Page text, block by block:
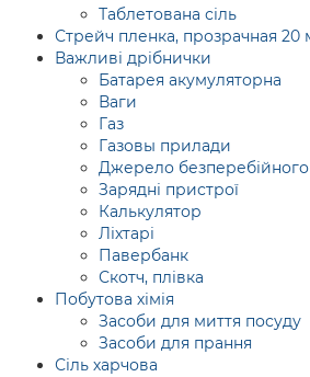
Таблетована сіль
Стрейч пленка, прозрачная 20
Важливі дрібнички
Батарея акумуляторна
Ваги
Газ
Газовы прилади
Джерело
Зарядні пристрої
Калькулятор
Ліхтарі
Павербанк
Скотч, плівка
Побутова хімія
Засоби для миття посуду
Засоби для прання
Сіль харчова